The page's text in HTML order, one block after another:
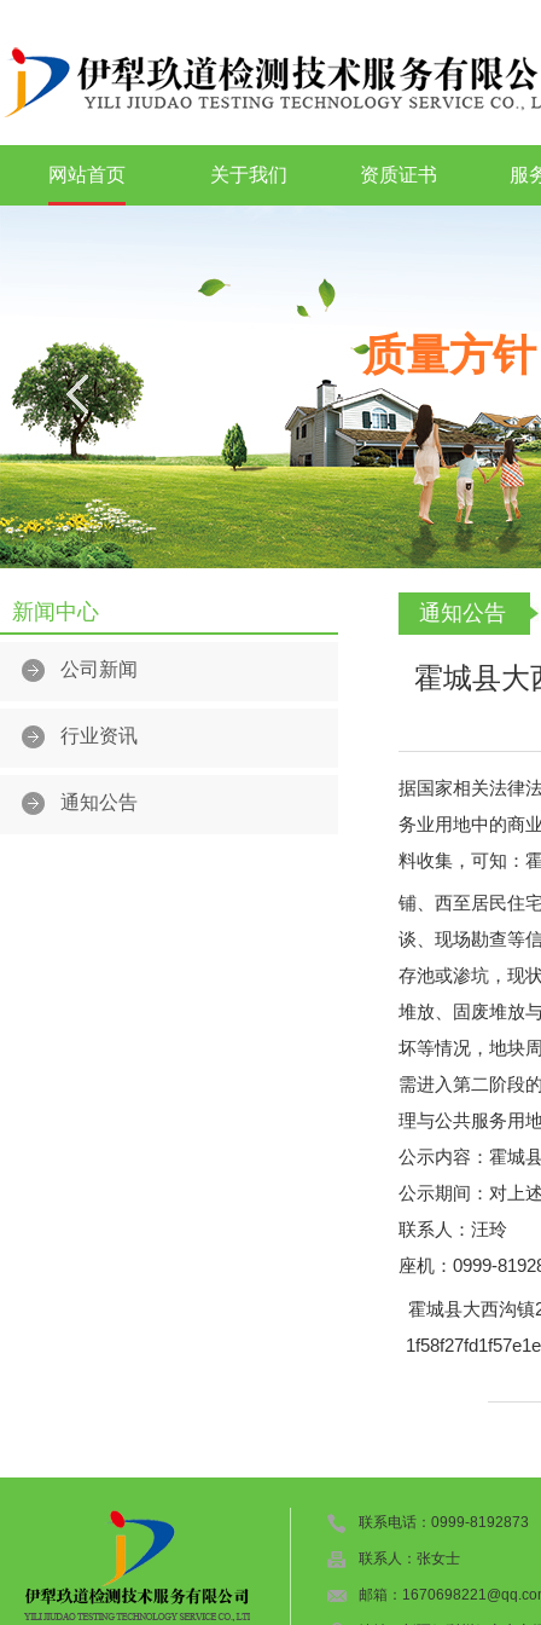
网站首页 关于我们 资质证书 服
质量方
新闻中心
公司新闻
行业资讯
通知公告
通知公告
霍城县大
据国家相关法律
务业用地中的商
料收集，可知：
铺、西至居民住
谈、现场勘查等
存池或渗坑，现
堆放、固废堆放
坏等情况，地块
需进入第二阶段
理与公共服务用
公示内容：霍城
公示期间：对上
联系人：汪玲
座机：0999-
霍城县大西沟镇
联系电话：0999-8192873
联系人：张女士
邮箱：